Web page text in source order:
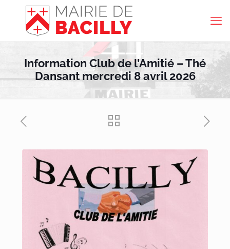
Information Club de l’Amitié – Thé
Dansant mercredi 8 avril 2026